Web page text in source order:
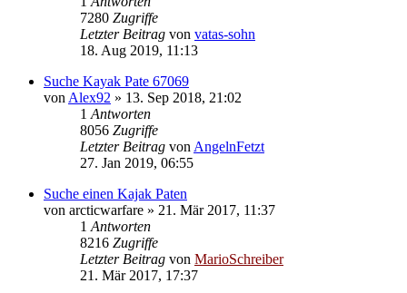
7280 Zugriffe
Letzter Beitrag von vatas-sohn
18. Aug 2019, 11:13
Suche Kayak Pate 67069
von Alex92 » 13. Sep 2018, 21:02
1 Antworten
8056 Zugriffe
Letzter Beitrag von AngelnFetzt
27. Jan 2019, 06:55
Suche einen Kajak Paten
von arcticwarfare » 21. Mär 2017, 11:37
1 Antworten
8216 Zugriffe
Letzter Beitrag von MarioSchreiber
21. Mär 2017, 17:37